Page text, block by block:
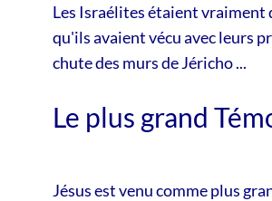
Les Israélites étaient vraiment
qu'ils avaient vécu avec leurs
chute des murs de Jéricho ...
Le plus grand
Jésus est venu comme plus